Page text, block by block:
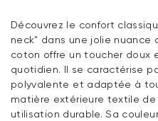
Découvrez le confort
neck" dans une jolie nuance
coton offre un toucher doux
quotidien. Il se caractérise
polyvalente et adaptée à
matière extérieure textile
utilisation durable. Sa